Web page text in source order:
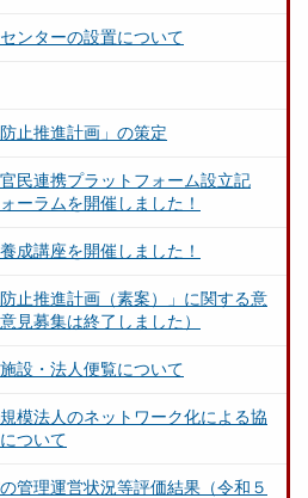
ンターの設置について
止推進計画」の策定
民連携プラットフォーム設立記
ーラムを開催しました！
成講座を開催しました！
止推進計画（素案）」に関する意
見募集は終了しました）
設・法人便覧について
模法人のネットワーク化による協
ついて
管理運営状況等評価結果（令和５